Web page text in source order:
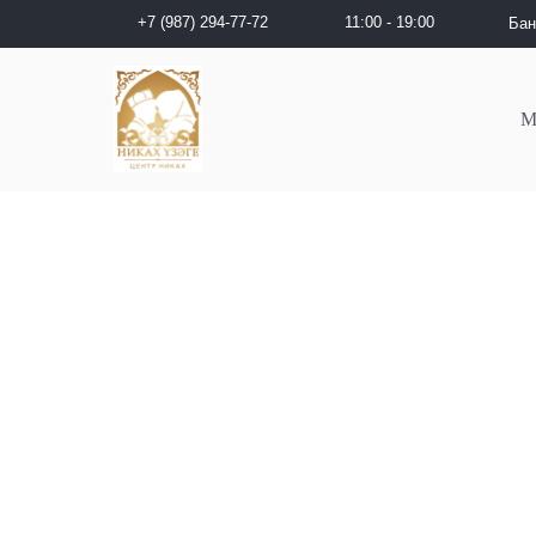
+7 (987) 294-77-72 11:00 - 19:00